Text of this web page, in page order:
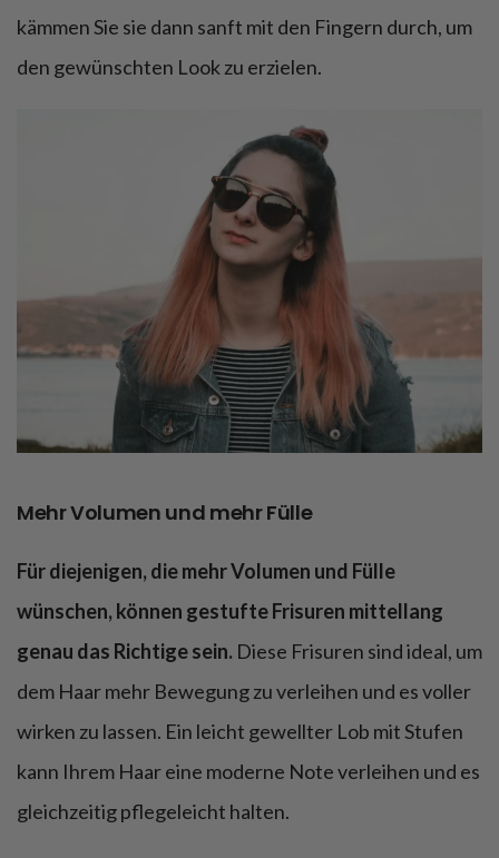
kämmen Sie sie dann sanft mit den Fingern durch, um
den gewünschten Look zu erzielen.
Mehr Volumen und mehr Fülle
Für diejenigen, die mehr Volumen und Fülle
wünschen, können gestufte Frisuren mittellang
genau das Richtige sein. Diese Frisuren sind ideal, um
dem Haar mehr Bewegung zu verleihen und es voller
wirken zu lassen. Ein leicht gewellter Lob mit Stufen
kann Ihrem Haar eine moderne Note verleihen und es
gleichzeitig pflegeleicht halten.